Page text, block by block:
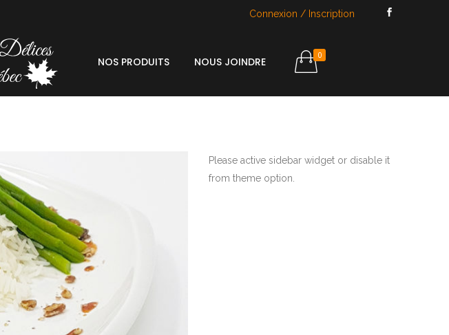
Connexion / Inscription
NOS PRODUITS NOUS JOINDRE 0
Please active sidebar widget or disable it
from theme option.